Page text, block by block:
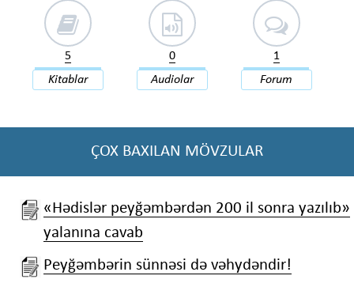
5
Kitablar
0
Audiolar
1
Forum
ÇOX BAXILAN MÖVZULAR
«Hədislər peyğəmbərdən 200 il sonra yazılıb»
yalanına cavab
Peyğəmbərin sünnəsi də vəhydəndir!